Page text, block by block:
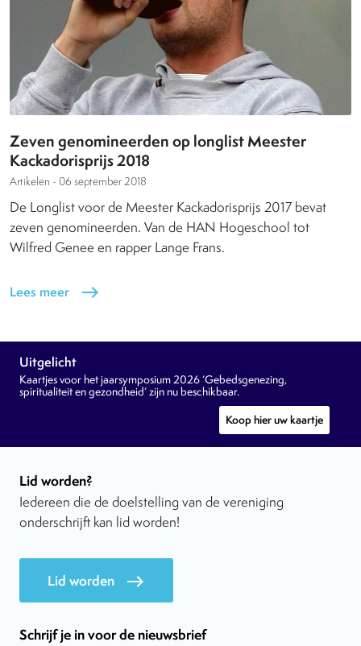
Zeven genomineerden op longlist Meester
Kackadorisprijs 2018
Artikelen - 06 september 2018
De Longlist voor de Meester Kackadorisprijs 2017 bevat
zeven genomineerden. Van de HAN Hogeschool tot
Wilfred Genee en rapper Lange Frans.
Lees meer east
Uitgelicht
Kaartjes voor het jaarsymposium 2026 ‘Gebedsgenezing,
spiritualiteit en gezondheid’ zijn nu beschikbaar.
Koop hier uw kaartje
Lid worden?
Iedereen die de doelstelling van de vereniging
onderschrijft kan lid worden!
Lid worden east
Schrijf je in voor de nieuwsbrief